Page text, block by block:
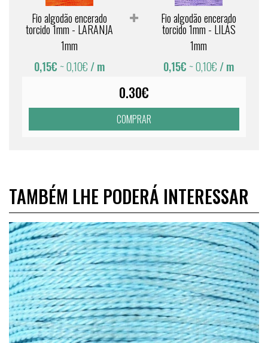
Fio algodão encerado
torcido 1mm - LARANJA
1mm
0,15€ ~ 0,10€ / m
Fio algodão encerado
torcido 1mm - LILÁS
1mm
0,15€ ~ 0,10€ / m
0.30€
COMPRAR
TAMBÉM LHE PODERÁ INTERESSAR